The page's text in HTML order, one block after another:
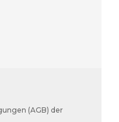
(AGB) der